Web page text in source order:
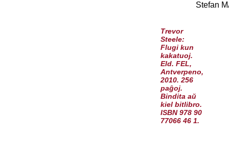
Stefan M
Trevor
Steele:
Flugi kun
kakatuoj.
Eld. FEL,
Antverpeno,
2010. 256
paĝoj.
Bindita aŭ
kiel bitlibro.
ISBN 978 90
77066 46 1.